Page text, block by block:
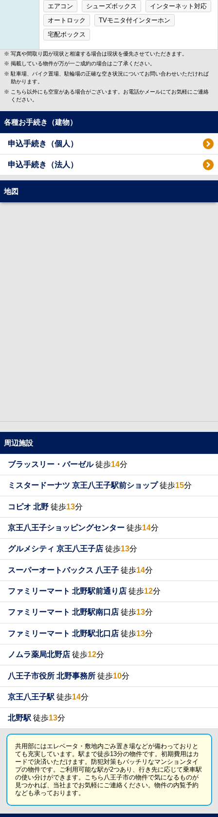
エアコン シューズボックス
インターネット対応
オートロック
TVモニタ付インターホン
宅配ボックス
写真や間取り図が現状と相違する場合は現状を優先させていただきます。
掲載している物件が万が一ご成約の場合はご了承ください。
駐車場、バイク置場、駐輪場の正確な空き状況についてお問い合わせいただければ
助かります。
こちら以外にも空室がある場合がございます。お電話かメールにてお気軽にご連絡
ください。
各種お手続き（建物）
申込手続き（個人）
申込手続き（法人）
地図
周辺施設
ブラッスリー・バーゼル徒歩14分
ミスタードーナツ 京王八王子駅前ショップ徒歩15分
コピオ 北野 徒歩13分
京王八王子ショッピングセンター 徒歩14分
グルメシティ 京王八王子店 徒歩13分
スーパーオートバックス 八王子 徒歩14分
ファミリーマート 北野駅前通り店 徒歩12分
ファミリーマート 北野駅南口店 徒歩13分
ファミリーマート 北野駅北口店 徒歩13分
ノムラ薬局北野店 徒歩12分
八王子市役所 北野事務所 徒歩10分
京王八王子駅 徒歩14分
北野駅 徒歩13分
共用部にはエレベータ・敷地内ごみ置き場などが備わっておりと
ても充実しています。駅まで徒歩13分の物件です。初期費用はカ
ードで決済いただけます。防犯対策もバッチリなマンションタイ
プの物件です。ご利用可能な駅が2つあり、行き先に応じて乗車駅
の使い分けができます。こちら八王子市の物件で気になるものが
見つかれば、当社までお気軽にご連絡ください。物件の内覧予約
なども承っております。